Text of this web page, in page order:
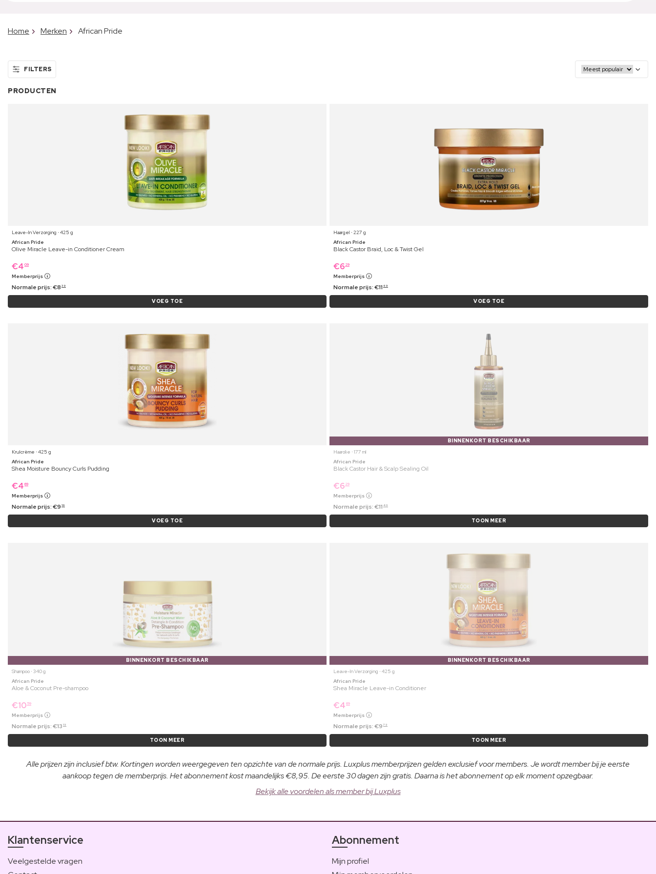
Home Merken African Pride
FILTERS
PRODUCTEN
Leave-In Verzorging ⋅ 425 g
African Pride
Olive Miracle Leave-in Conditioner Cream
€4 09
Memberprijs
Normale prijs:€8 39
VOEG TOE
Haargel ⋅ 227 g
African Pride
Black Castor Braid, Loc & Twist Gel
€6 29
Memberprijs
Normale prijs:€11 69
VOEG TOE
Krulcrème ⋅ 425 g
African Pride
Shea Moisture Bouncy Curls Pudding
€4 69
Memberprijs
Normale prijs:€9 19
VOEG TOE
BINNENKORT BESCHIKBAAR
Haarolie ⋅ 177 ml
African Pride
Black Castor Hair & Scalp Sealing Oil
€6 29
Memberprijs
Normale prijs:€11 49
TOON MEER
BINNENKORT BESCHIKBAAR
Shampoo ⋅ 340 g
African Pride
Aloe & Coconut Pre-shampoo
€10 59
Memberprijs
Normale prijs:€13 19
TOON MEER
BINNENKORT BESCHIKBAAR
Leave-In Verzorging ⋅ 425 g
African Pride
Shea Miracle Leave-in Conditioner
€4 69
Memberprijs
Normale prijs:€9 79
TOON MEER
Alle prijzen zijn inclusief btw. Kortingen worden weergegeven ten opzichte van de normale prijs. Luxplus memberprijzen gelden exclusief voor members. Je wordt member bij je eerste
aankoop tegen de memberprijs. Het abonnement kost maandelijks €8,95. De eerste 30 dagen zijn gratis. Daarna is het abonnement op elk moment opzegbaar.
Bekijk alle voordelen als member bij Luxplus
Klantenservice
Veelgestelde vragen
Abonnement
Mijn profiel